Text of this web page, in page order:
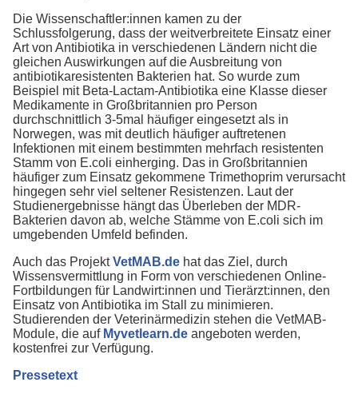
Die Wissenschaftler:innen kamen zu der
Schlussfolgerung, dass der weitverbreitete Einsatz einer
Art von Antibiotika in verschiedenen Ländern nicht die
gleichen Auswirkungen auf die Ausbreitung von
antibiotikaresistenten Bakterien hat. So wurde zum
Beispiel mit Beta-Lactam-Antibiotika eine Klasse dieser
Medikamente in Großbritannien pro Person
durchschnittlich 3-5mal häufiger eingesetzt als in
Norwegen, was mit deutlich häufiger auftretenen
Infektionen mit einem bestimmten mehrfach resistenten
Stamm von E.coli einherging. Das in Großbritannien
häufiger zum Einsatz gekommene Trimethoprim verursacht
hingegen sehr viel seltener Resistenzen. Laut der
Studienergebnisse hängt das Überleben der MDR-
Bakterien davon ab, welche Stämme von E.coli sich im
umgebenden Umfeld befinden.
Auch das ProjektVetMAB.de hat das Ziel, durch
Wissensvermittlung in Form von verschiedenen Online-
Fortbildungen für Landwirt:innen und Tierärzt:innen, den
Einsatz von Antibiotika im Stall zu minimieren.
Studierenden der Veterinärmedizin stehen die VetMAB-
Module, die auf Myvetlearn.de angeboten werden,
kostenfrei zur Verfügung.
Pressetext